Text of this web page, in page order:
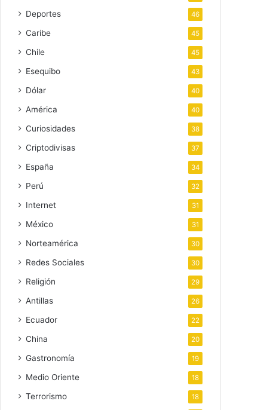
Deportes 46
Caribe 45
Chile 45
Esequibo 43
Dólar 40
América 40
Curiosidades 38
Criptodivisas 37
España 34
Perú 32
Internet 31
México 31
Norteamérica 30
Redes Sociales 30
Religión 29
Antillas 26
Ecuador 22
China 20
Gastronomía 19
Medio Oriente 18
Terrorismo 18